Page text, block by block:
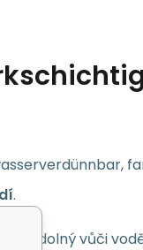
.
je odolný vůči